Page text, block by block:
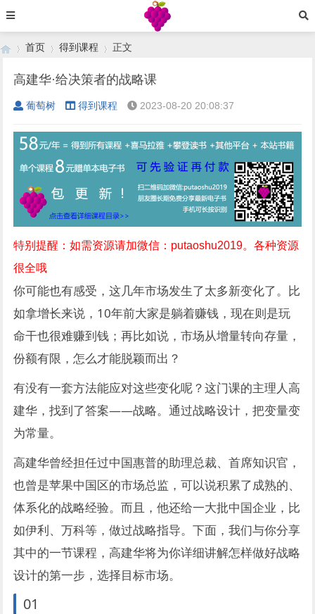
›
首页
›
得到课程
›
正文
高建华·给决策者的战略课
葡萄树 得到课程 2023-08-20 20:08:37
特别提醒：如需资源请加微信：putaoshu2019。各种资源
很全哦
你可能也有感受，这几年市场发生了太多新变化了。比
如拿增长来说，10年前大家是躺着赚钱，现在则是玩
命干也很难赚到钱；再比如说，市场从增量转向存量，
份额有限，怎么才能脱颖而出？
有没有一套方法能应对这些变化呢？这门课的主理人高
建华，找到了答案——战略。通过战略设计，把变量变
为常量。
高建华曾经担任过中国惠普的助理总裁、首席知识官，
也曾是苹果中国区的市场总监，可以说积累了成熟的、
体系化的战略经验。而且，他还给一大批中国企业，比
如伊利、万科等，做过战略指导。下面，我们与你分享
其中的一节课程，高建华将为你详细讲解怎样做好战略
设计的第一步，选择目标市场。
01